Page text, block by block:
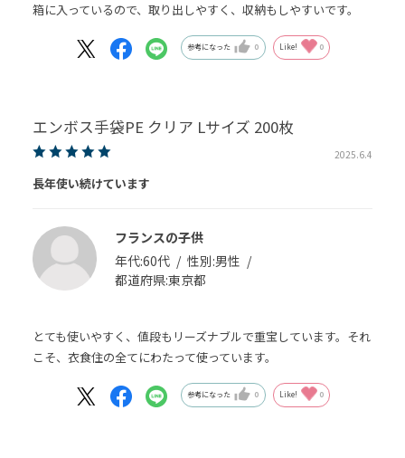
箱に入っているので、取り出しやすく、収納もしやすいです。
参考になった 0 Like! 0
エンボス手袋PE クリア Lサイズ 200枚
2025.6.4
長年使い続けています
フランスの子供
年代:60代 性別:男性
都道府県:東京都
とても使いやすく、値段もリーズナブルで重宝しています。それ
こそ、衣食住の全てにわたって使っています。
参考になった 0 Like! 0